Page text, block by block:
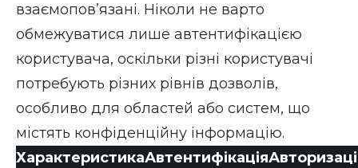
взаємопов’язані. Ніколи не варто
обмежуватися лише автентифікацією
користувача, оскільки різні користувачі
потребують різних рівнів дозволів,
особливо для областей або систем, що
містять конфіденційну інформацію.
ХарактеристикаАвтентифікація